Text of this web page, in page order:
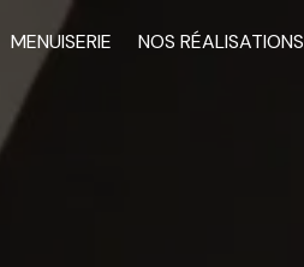
MENUISERIE NOS RÉALISATIONS